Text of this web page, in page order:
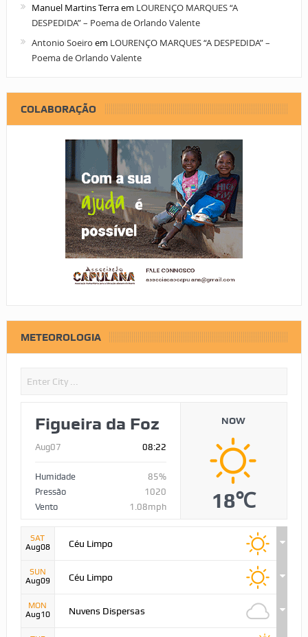
Manuel Martins Terraem LOURENÇO MARQUES “A
DESPEDIDA” – Poema de Orlando Valente
Antonio Soeiro em LOURENÇO MARQUES “A DESPEDIDA” –
Poema de Orlando Valente
COLABORAÇÃO
METEOROLOGIA
Figueira da Foz
Aug07 08:22
Humidade
85%
Pressão
1020
Vento
1.08mph
NOW
18℃
SAT
Aug08
Céu Limpo
SUN
Aug09
Céu Limpo
MON
Aug10
Nuvens Dispersas